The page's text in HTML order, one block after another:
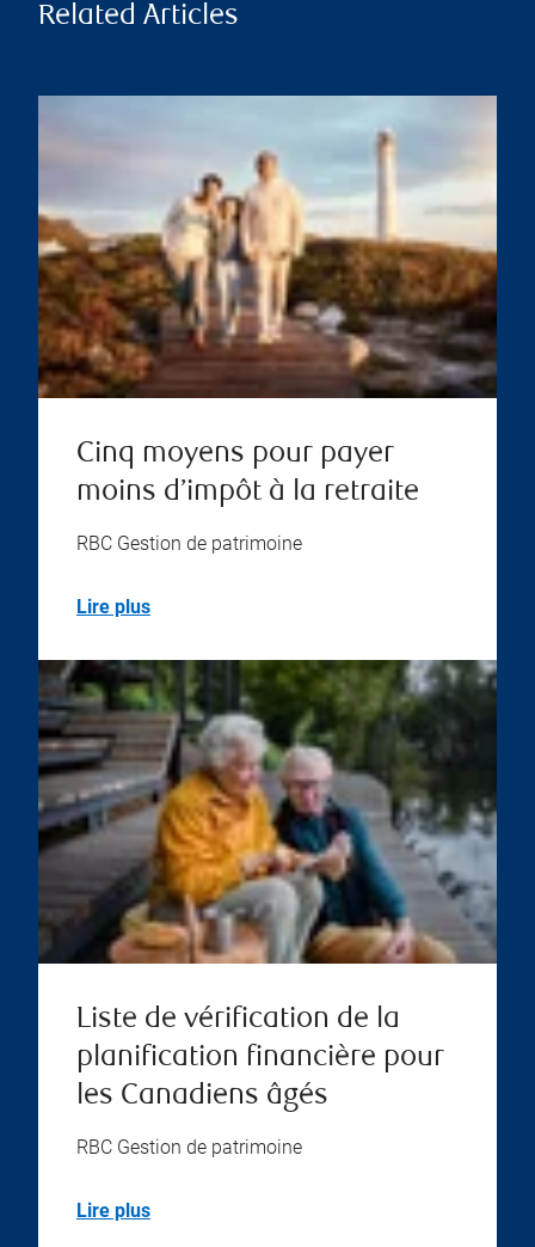
Related Articles
Cinq moyens pour payer
moins d’impôt à la retraite
RBC Gestion de patrimoine
Lire plus
Liste de vérification de la
planification financière pour
les Canadiens âgés
RBC Gestion de patrimoine
Lire plus